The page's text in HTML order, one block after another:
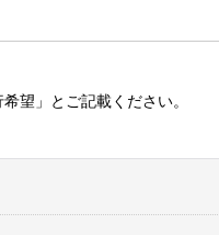
望」とご記載ください。